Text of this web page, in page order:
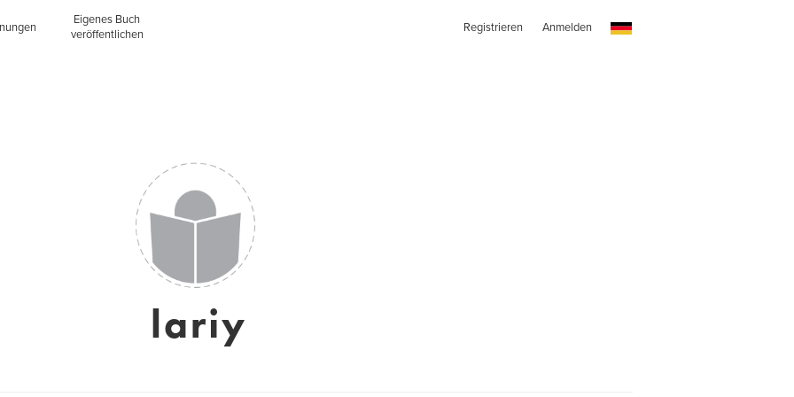
Eigenes Buch
veröffentlichen
Registrieren Anmelden
lariy